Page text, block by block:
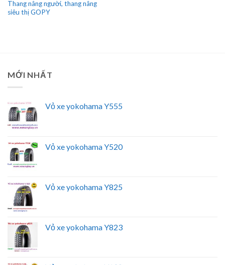
Thang nâng người, thang nâng
siêu thị GOPY
MỚI NHẤT
Vỏ xe yokohama Y555
Vỏ xe yokohama Y520
Vỏ xe yokohama Y825
Vỏ xe yokohama Y823